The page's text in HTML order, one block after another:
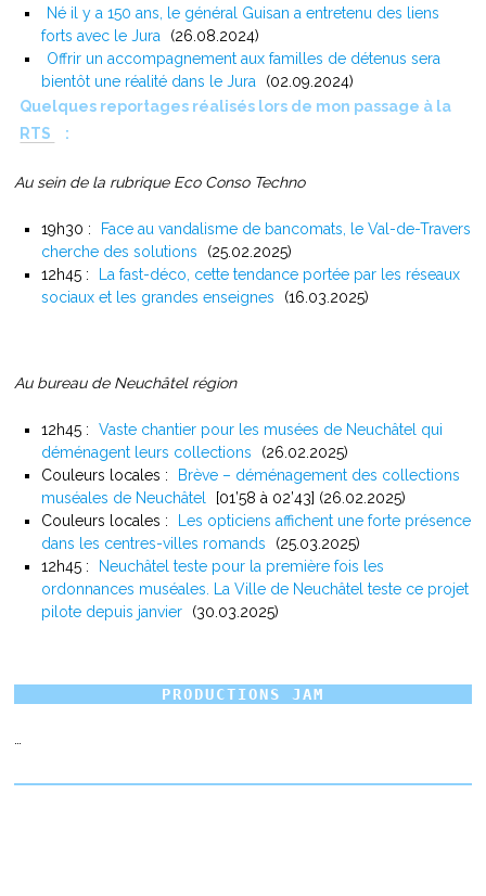
Né il y a 150 ans, le général Guisan a entretenu des liens
forts avec le Jura
(26.08.2024)
Offrir un accompagnement aux familles de détenus sera
bientôt une réalité dans le Jura
(02.09.2024)
Quelques reportages réalisés lors de mon passage à la
RTS
:
Au sein de la rubrique Eco Conso Techno
19h30 :
Face au vandalisme de bancomats, le Val-de-Travers
cherche des solutions
(25.02.2025)
12h45 :
La fast-déco, cette tendance portée par les réseaux
sociaux et les grandes enseignes
(16.03.2025)
Au bureau de Neuchâtel région
12h45 :
Vaste chantier pour les musées de Neuchâtel qui
déménagent leurs collections
(26.02.2025)
Couleurs locales :
Brève – déménagement des collections
muséales de Neuchâtel
[01’58 à 02’43] (26.02.2025)
Couleurs locales :
Les opticiens affichent une forte présence
dans les centres-villes romands
(25.03.2025)
12h45 :
Neuchâtel teste pour la première fois les
ordonnances muséales. La Ville de Neuchâtel teste ce projet
pilote depuis janvier
(30.03.2025)
PRODUCTIONS JAM